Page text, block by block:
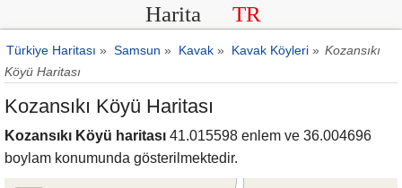
Harita TR
Türkiye Haritası » Samsun » Kavak » Kavak Köyleri » Kozansıkı
Köyü Haritası
Kozansıkı Köyü Haritası
Kozansıkı Köyü haritası 41.015598 enlem ve 36.004696
boylam konumunda gösterilmektedir.